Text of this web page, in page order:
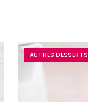
AUTRES DESSERTS